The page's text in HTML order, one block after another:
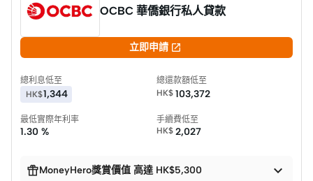
OCBC 華僑銀行私人貸款
立即申請 
總利息低至
HK$1,344
總還款額低至
HK$ 103,372
最低實際年利率
1.30 %
手續費低至
HK$ 2,027
MoneyHero獎賞價值 高達 HK$5,300 